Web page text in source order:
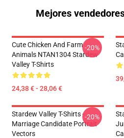
Mejores
Cute Chicken And Farm
Animals NTAN1304 Stardew
Valley T-Shirts
24,38 € - 28,06 €
-20%
Stardew Valley T-Shirts -
Marriage Candidate Portrait
Vectors
-20%